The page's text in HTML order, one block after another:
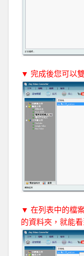
▼ 完成後您可以
▼ 在列表中的檔
的資料夾，就能